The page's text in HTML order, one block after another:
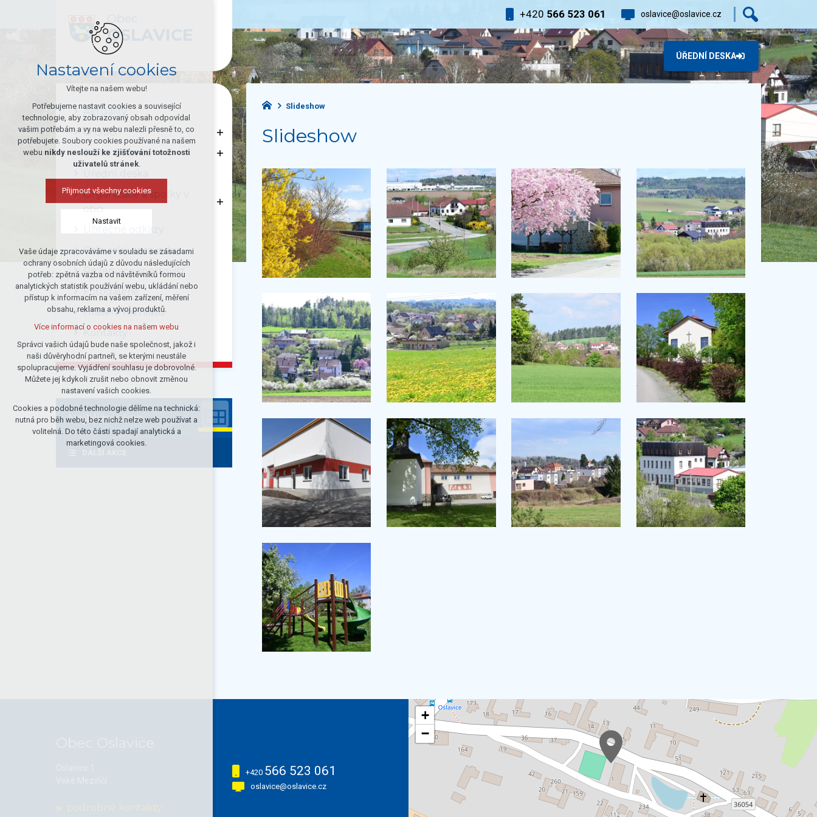
OSLAVICE
+420 566 523 061 oslavice@oslavice.cz
ÚŘEDNÍ DESKA
Slideshow
Slideshow
Aktuality
O Obci
Obec Oslavice
Organizace a spolky v
obci
Oslavický zpravodaj
Rezervace sportovišť
Fotogalerie
Hlášení rozhlasu
Kontakty
Nejbližsí akce
+420 566 523 061
oslavice@oslavice.cz
+
−
Nastavení cookies
Vítejte na našem webu!
Potřebujeme nastavit cookies a související
technologie, aby zobrazovaný obsah odpovídal
vašim potřebám a vy na webu nalezli přesně to, co
potřebujete. Soubory cookies používané na našem
webu nikdy neslouží ke zjišťování totožnosti
uživatelů stránek.
Přijmout všechny cookies
Nastavit
Technická cookies
nutná pro provozování webu
udržení kontextu stránek (session):
případná přihlášení, volby jazyka, apod.
Volitelná cookies
analytická pro anonymizované
vyhodnocení návštěvnosti
marketingová cookies (Google)
Více informací o cookies na našem webu
Přijmout všechny cookies
Odmítnout vše
Vaše údaje zpracováváme v souladu se zásadami
ochrany osobních údajů z důvodu následujících
potřeb: zpětná vazba od návštěvníků formou
analytických statistik používání webu, ukládání nebo
přístup k informacím na vašem zařízení, měření
obsahu, reklama a vývoj produktů.
Více informací o cookies na našem webu
Správci vašich údajů bude naše společnost, jakož i
naši důvěryhodní partneři, se kterými neustále
spolupracujeme. Vyjádření souhlasu je dobrovolné.
Můžete jej kdykoli zrušit nebo obnovit změnou
nastavení vašich cookies.
Cookies a podobné technologie dělíme na technická:
nutná pro běh webu, bez nichž nelze web používat a
volitelná. Do této části spadají analytická a
marketingová cookies.